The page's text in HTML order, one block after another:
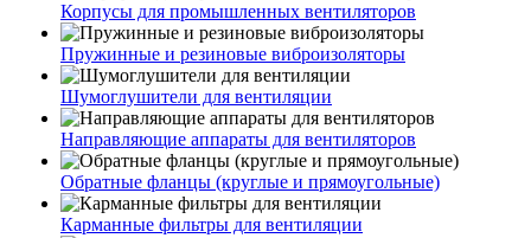
Корпусы для промышленных вентиляторов
Пружинные и резиновые виброизоляторы
Шумоглушители для вентиляции
Направляющие аппараты для вентиляторов
Обратные фланцы (круглые и прямоугольные)
Карманные фильтры для вентиляции